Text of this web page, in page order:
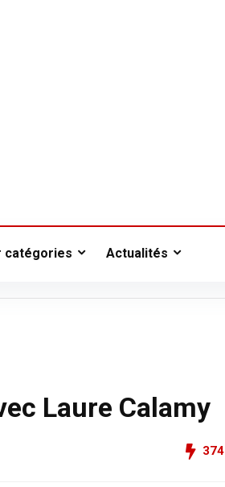
catégories Actualités
Laure Calamy
374